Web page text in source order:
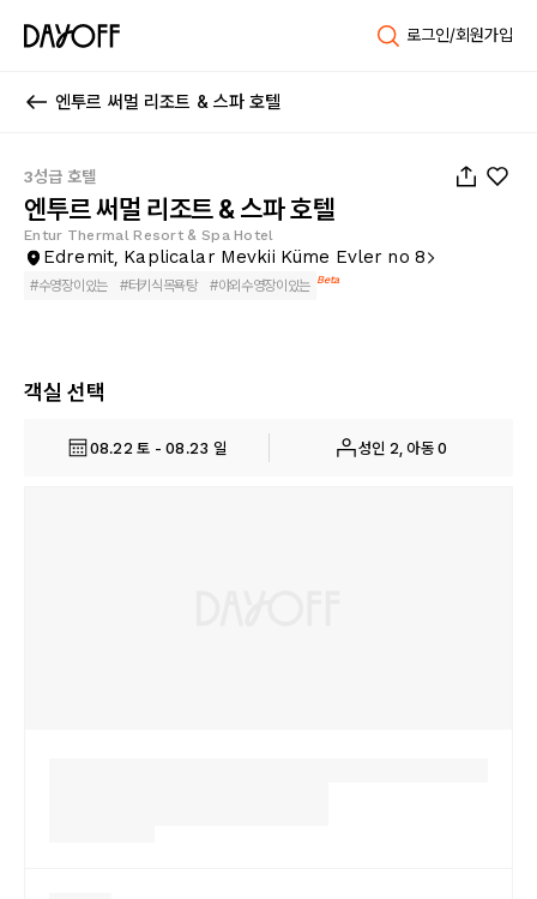
로그인/회원가입
엔투르 써멀 리조트 & 스파 호텔
3성급 호텔
엔투르 써멀 리조트 & 스파 호텔
Entur Thermal Resort & Spa Hotel
Edremit, Kaplicalar Mevkii Küme Evler no 8
#수영장이있는 #터키식목욕탕 #야외수영장이있는 Beta
객실 선택
08.22 토 - 08.23 일 성인 2, 아동 0